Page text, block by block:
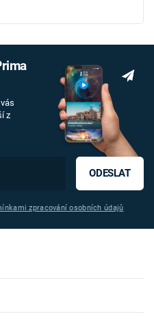
z
ODESLAT
zpracování osobních údajů